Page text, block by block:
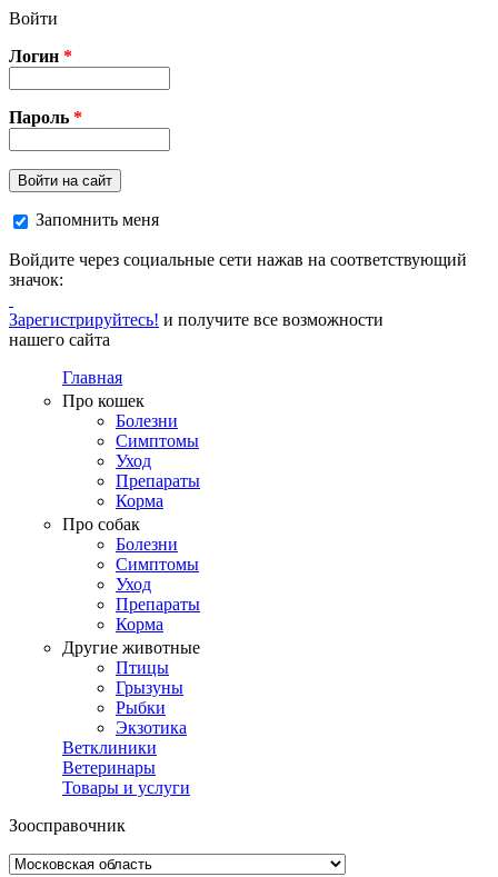
Перейти к основному содержанию
Войти
Логин *
Пароль *
Войти на сайт
Запомнить меня
Войдите через социальные сети нажав на соответствующий
значок:
Зарегистрируйтесь! и получите все возможности
нашего сайта
Главная
Про кошек
Болезни
Симптомы
Уход
Препараты
Корма
Про собак
Болезни
Симптомы
Уход
Препараты
Корма
Другие животные
Птицы
Грызуны
Рыбки
Экзотика
Ветклиники
Ветеринары
Товары и услуги
Зоосправочник